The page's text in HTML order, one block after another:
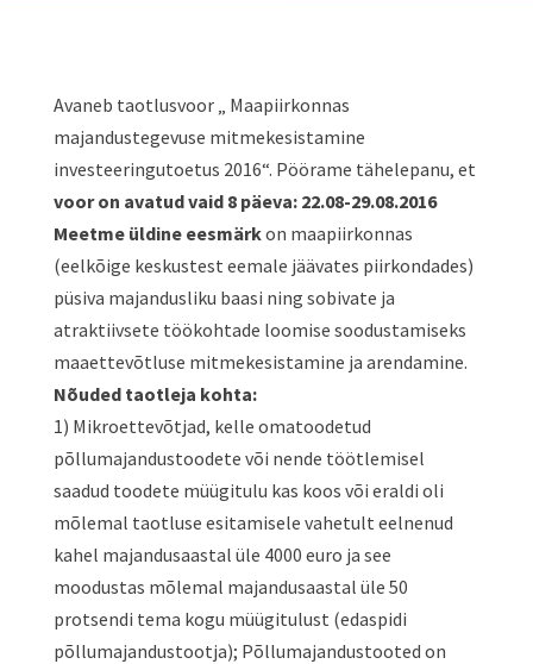
Avaneb taotlusvoor „ Maapiirkonnas
majandustegevuse mitmekesistamine
investeeringutoetus 2016“. Pöörame tähelepanu, et
voor on avatud vaid 8 päeva: 22.08-29.08.2016
Meetme üldine eesmärkon maapiirkonnas
(eelkõige keskustest eemale jäävates piirkondades)
püsiva majandusliku baasi ning sobivate ja
atraktiivsete töökohtade loomise soodustamiseks
maaettevõtluse mitmekesistamine ja arendamine.
Nõuded taotleja kohta:
1) Mikroettevõtjad, kelle omatoodetud
põllumajandustoodete või nende töötlemisel
saadud toodete müügitulu kas koos või eraldi oli
mõlemal taotluse esitamisele vahetult eelnenud
kahel majandusaastal üle 4000 euro ja see
moodustas mõlemal majandusaastal üle 50
protsendi tema kogu müügitulust (edaspidi
põllumajandustootja); Põllumajandustooted on